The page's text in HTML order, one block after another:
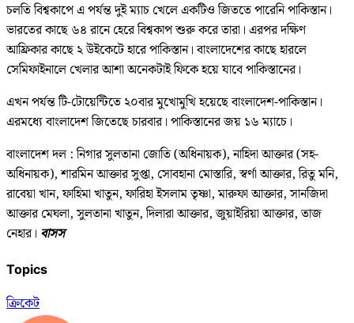
চলতি বিশ্বকাপে এ পর্যন্ত দুই ম্যাচ খেলে একটিও জিততে পারেনি পাকিস্তান।
ভারতের কাছে ৬৪ রানে হেরে বিশ্বকাপ শুরু করে তারা। এরপর দক্ষিণ
আফ্রিকার কাছে ২ উইকেটে হারে পাকিস্তান। বাংলাদেশের কাছে হারলে
সেমিফাইনালে খেলার আশা অনেকটাই ফিকে হয়ে যাবে পাকিস্তানের।
এখন পর্যন্ত টি-টোয়েন্টিতে ২০বার মুখোমুখি হয়েছে বাংলাদেশ-পাকিস্তান।
এরমধ্যে বাংলাদেশ জিতেছে চারবার। পাকিস্তানের জয় ১৬ ম্যাচে।
বাংলাদেশ দল : নিগার সুলতানা জোতি (অধিনায়ক), নাহিদা আক্তার (সহ-
অধিনায়ক), শারমিন আক্তার সুপ্তা, সোবহানা মোস্তারি, স্বর্ণা আক্তার, রিতু মনি,
রাবেয়া খান, ফাহিমা খাতুন, ফারিহা ইসলাম তৃষ্ণা, মারুফা আক্তার, সানজিদা
আক্তার মেঘলা, সুলতানা খাতুন, দিলারা আক্তার, জুয়াইরিয়া আক্তার, তাজ
নেহার। বাসস
Topics
ক্রিকেট